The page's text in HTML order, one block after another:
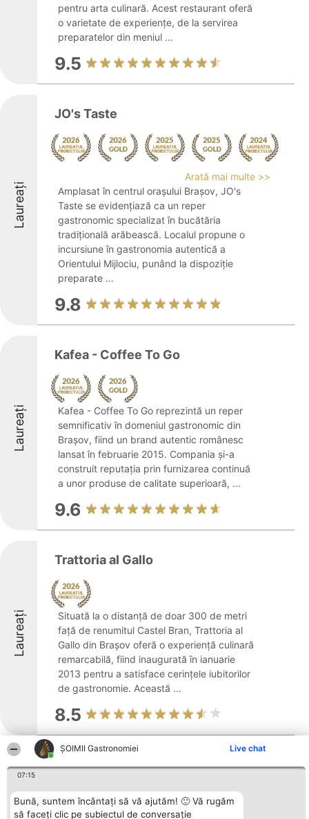
ȘOIMII Gastronomiei Live chat
07:15
Bună, suntem încântați să vă ajutăm! 🙂 Vă rugăm
să faceți clic pe subiectul de conversație
pentru arta culinară. Acest restaurant oferă
o varietate de experiențe, de la servirea
preparatelor din meniul ...
9.5
Laureați
JO's Taste
Arată mai multe >>
Amplasat în centrul orașului Brașov, JO's
Taste se evidențiază ca un reper
gastronomic specializat în bucătăria
tradițională arăbească. Localul propune o
incursiune în gastronomia autentică a
Orientului Mijlociu, punând la dispoziție
preparate ...
9.8
Laureați
Kafea - Coffee To Go
Kafea - Coffee To Go reprezintă un reper
semnificativ în domeniul gastronomic din
Brașov, fiind un brand autentic românesc
lansat în februarie 2015. Compania și-a
construit reputația prin furnizarea continuă
a unor produse de calitate superioară, ...
9.6
Laureați
Trattoria al Gallo
Situată la o distanță de doar 300 de metri
față de renumitul Castel Bran, Trattoria al
Gallo din Brașov oferă o experiență culinară
remarcabilă, fiind inaugurată în ianuarie
2013 pentru a satisface cerințele iubitorilor
de gastronomie. Această ...
8.5
Laureați
Terasa Bar